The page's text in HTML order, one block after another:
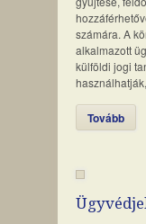
számára. A
alkalmazott
külföldi jogi
Tovább